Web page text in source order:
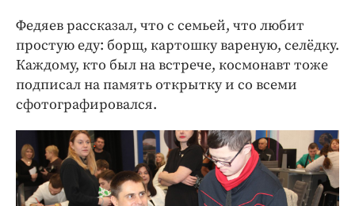
Федяев рассказал, что с семьей, что любит
простую еду: борщ, картошку вареную, селёдку.
Каждому, кто был на встрече, космонавт тоже
подписал на память открытку и со всеми
сфотографировался.